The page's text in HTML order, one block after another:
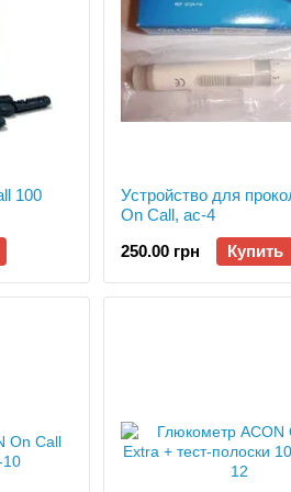
100
Устройство для
On Call, ac-4
250.00 грн
Купить